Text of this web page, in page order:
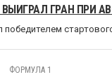
ГРАН ПРИ
ФОРМУЛА 1